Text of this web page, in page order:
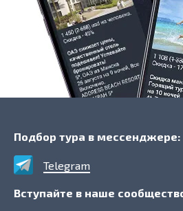
Подбор тура в мессенджере:
Telegram
Вступайте в наше